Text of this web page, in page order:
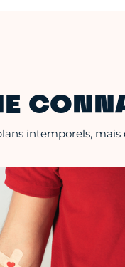
intemporels,